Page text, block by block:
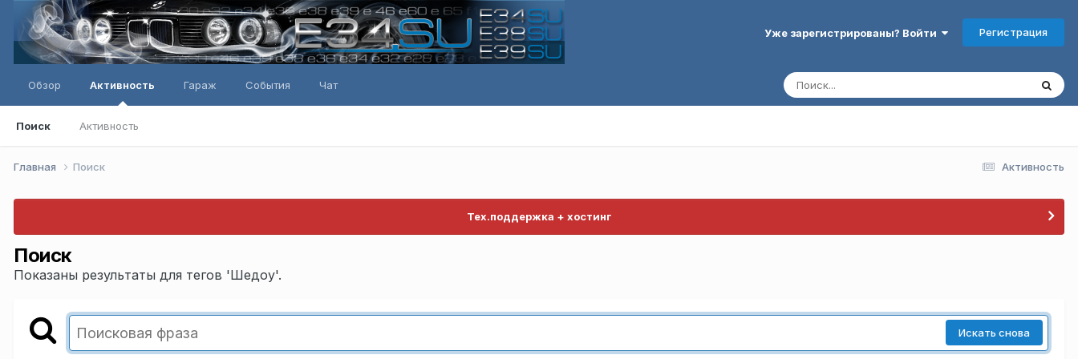
Уже зарегистрированы? Войти Регистрация
Обзор Активность
Поиск Активность
Гараж События Чат
Активность
Главная Поиск
Тех.поддержка + хостинг
Поиск
Показаны результаты для тегов 'Шедоу'.
Искать снова